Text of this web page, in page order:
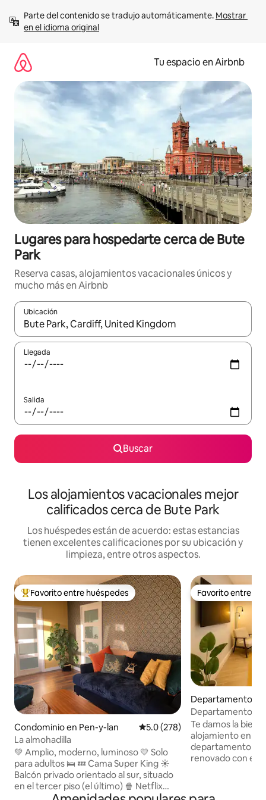
contenido
Parte del contenido se tradujo automáticamente. Mostrar
en el idioma original
Tu espacio en Airbnb
Lugares para hospedarte cerca de Bute
Park
Reserva casas, alojamientos vacacionales únicos y
mucho más en Airbnb
Ubicación
Cuando los resultados estén disponibles, podrás navegar
Llegada
Salida
Buscar
Los alojamientos vacacionales mejor
calificados cerca de Bute Park
Los huéspedes están de acuerdo: estas estancias
tienen excelentes calificaciones por su ubicación y
limpieza, entre otros aspectos.
De los mejores en Favorito entre huéspedes
Favorito entre huéspedes
Condominio en Pen-y-lan Calificación promedio: 5.0 de
5.0 (278)
La almohadilla
💚 Amplio, moderno, luminoso 💛 Solo
para adultos 🛌 💤 Cama Super King ☀️
Balcón privado orientado al sur, situado
en el tercer piso (el último) 🍿 Netflix
para el viajero P️ Amplio estacionamiento
Favorito entre
Favorito entre
Departamento en
Departamento
recámaras para 4
estacionamiento
Te damos la
alojamiento en la
departamento de
renovado con